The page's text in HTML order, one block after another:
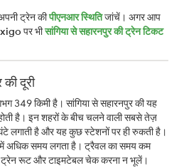
ट्रेन कीपीएनआर स्थितिजांचें। अगर आप
पर भीसांगिया से सहारनपुर की ट्रेन टिकट
की दूरी
349 किमी है। सांगिया से सहारनपुर की यह
है। इन शहरों के बीच चलने वाली सबसे तेज़
लगाती है और यह कुछ स्टेशनों पर ही रुकती है।
अधिक समय लगता है। ट्रैवल का समय कम
रूट और टाइमटेबल चेक करना न भूलें।